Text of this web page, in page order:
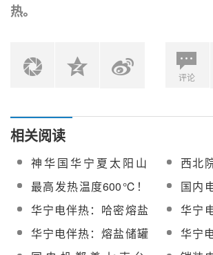
热。
评论
相关阅读
神华国华宁夏太阳山
50MW光热发电项目可
研招标
西北
阳山
目可
最高发热温度600℃！
华宁电伴热优质矿物绝
缘加热电缆将亮相CPC
大会
国内
东华
会员
华宁电伴热：哈密熔盐
塔式50MW光热发电项
目电伴热选型原则
华宁
绝缘
能系
华宁电伴热：熔盐储罐
电伴热带设计思路和施
华宁
在太